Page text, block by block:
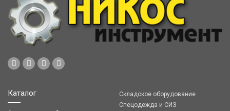
Каталог
Складское оборудование
Спецодежда и СИЗ